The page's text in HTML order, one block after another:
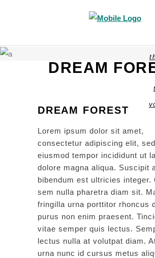
DREAM
DREAM FOREST
Lorem ipsum dolor sit amet,
consectetur adipiscing elit,
eiusmod tempor incididunt ut
dolore magna aliqua. Suscipit
bibendum est ultricies integer.
sem nulla pharetra diam sit.
fringilla urna porttitor rhoncus
purus non enim praesent.
vitae semper quis lectus.
lectus nulla at volutpat diam.
urna nunc id cursus metus